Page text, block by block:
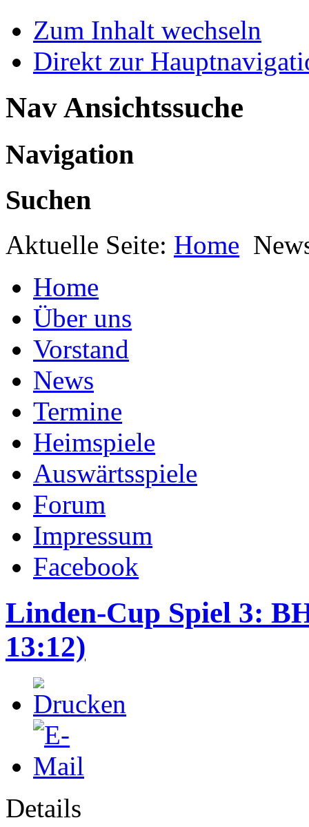
Zum Inhalt wechseln
Direkt zur
Nav Ansichtssuche
Navigation
Suchen
Aktuelle Seite: Home
Home
Über uns
Vorstand
News
Termine
Heimspiele
Auswärtsspiele
Forum
Impressum
Facebook
Linden-Cup Spiel 3:
13:12)
Details